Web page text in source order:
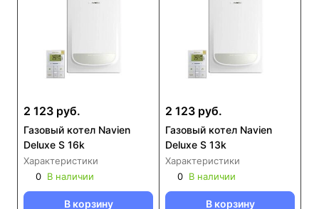
2 123 руб.
Газовый котел Navien
Deluxe S 16k
Характеристики
0 В наличии
В корзину
2 123 руб.
Газовый котел Navien
Deluxe S 13k
Характеристики
0 В наличии
В корзину